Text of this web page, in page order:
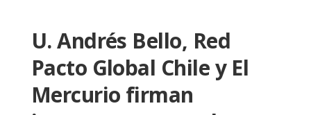
U. Andrés Bello, Red
Pacto Global Chile y El
Mercurio firman